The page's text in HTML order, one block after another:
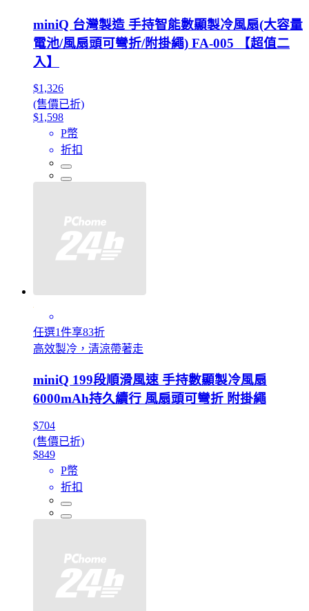
miniQ 台灣製造 手持智能數顯製冷風扇(大容量
電池/風扇頭可彎折/附掛繩) FA-005 【超值二
入】
$1,326
(售價已折)
$1,598
P幣
折扣
任選1件享83折
高效製冷，清涼帶著走
miniQ 199段順滑風速 手持數顯製冷風扇
6000mAh持久續行 風扇頭可彎折 附掛繩
$704
(售價已折)
$849
P幣
折扣